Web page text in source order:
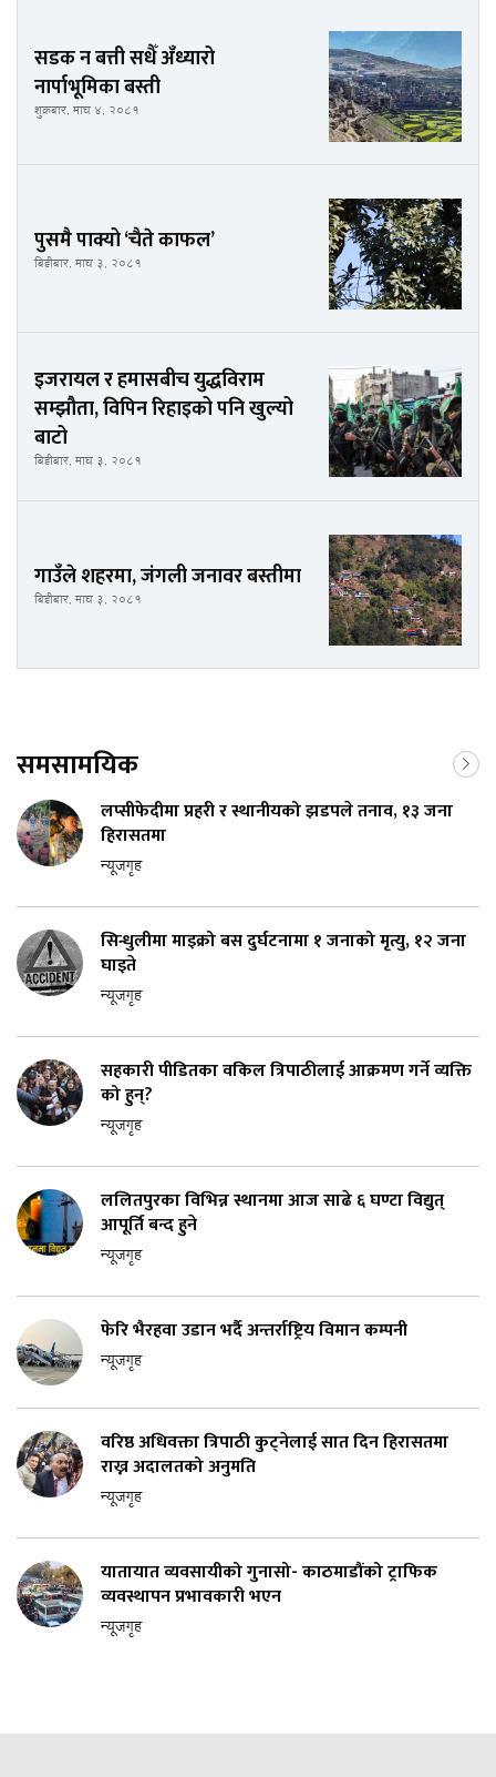
सडक न बत्ती सधैँ अँध्यारो
नार्पाभूमिका बस्ती
शुक्रबार, माघ ४, २०८१
पुसमै पाक्यो ‘चैते काफल’
बिहीबार, माघ ३, २०८१
इजरायल र हमासबीच युद्धविराम
सम्झौता, विपिन रिहाइको पनि खुल्यो
बाटो
बिहीबार, माघ ३, २०८१
गाउँले शहरमा, जंगली जनावर बस्तीमा
बिहीबार, माघ ३, २०८१
समसामयिक
लप्सीफेदीमा प्रहरी र स्थानीयको झडपले तनाव, १३ जना
हिरासतमा
न्यूजगृह
सिन्धुलीमा माइक्रो बस दुर्घटनामा १ जनाको मृत्यु, १२ जना
घाइते
न्यूजगृह
सहकारी पीडितका वकिल त्रिपाठीलाई आक्रमण गर्ने व्यक्ति
को हुन्?
न्यूजगृह
ललितपुरका विभिन्न स्थानमा आज साढे ६ घण्टा विद्युत्
आपूर्ति बन्द हुने
न्यूजगृह
फेरि भैरहवा उडान भर्दै अन्तर्राष्ट्रिय विमान कम्पनी
न्यूजगृह
वरिष्ठ अधिवक्ता त्रिपाठी कुट्नेलाई सात दिन हिरासतमा
राख्न अदालतको अनुमति
न्यूजगृह
यातायात व्यवसायीको गुनासो- काठमाडौंको ट्राफिक
व्यवस्थापन प्रभावकारी भएन
न्यूजगृह